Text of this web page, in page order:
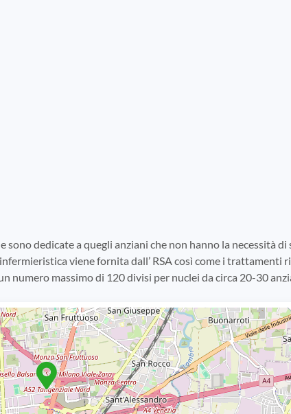
dedicate a quegli anziani che non hanno la necessità
viene fornita dall’ RSA così come i
numero massimo di 120 divisi per nuclei da circa 20-30